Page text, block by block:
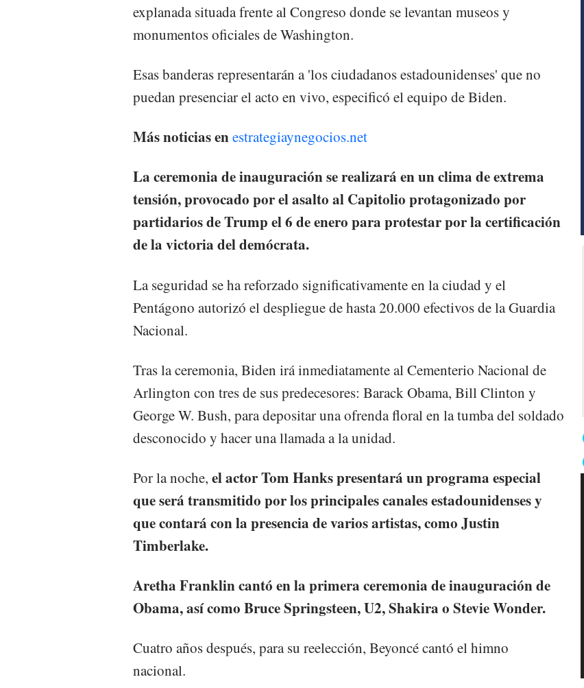
explanada situada frente al Congreso donde se levantan museos y
monumentos oficiales de Washington.
Esas banderas representarán a 'los ciudadanos estadounidenses' que no
puedan presenciar el acto en vivo, especificó el equipo de Biden.
Más noticias enestrategiaynegocios.net
La ceremonia de inauguración se realizará en un clima de extrema
tensión, provocado por el asalto al Capitolio protagonizado por
partidarios de Trump el 6 de enero para protestar por la certificación
de la victoria del demócrata.
La seguridad se ha reforzado significativamente en la ciudad y el
Pentágono autorizó el despliegue de hasta 20.000 efectivos de la Guardia
Nacional.
Tras la ceremonia, Biden irá inmediatamente al Cementerio Nacional de
Arlington con tres de sus predecesores: Barack Obama, Bill Clinton y
George W. Bush, para depositar una ofrenda floral en la tumba del soldado
desconocido y hacer una llamada a la unidad.
Por la noche, el actor Tom Hanks presentará un programa especial
que será transmitido por los principales canales estadounidenses y
que contará con la presencia de varios artistas, como Justin
Timberlake.
Aretha Franklin cantó en la primera ceremonia de inauguración de
Obama, así como Bruce Springsteen, U2, Shakira o Stevie Wonder.
Cuatro años después, para su reelección, Beyoncé cantó el himno
nacional.